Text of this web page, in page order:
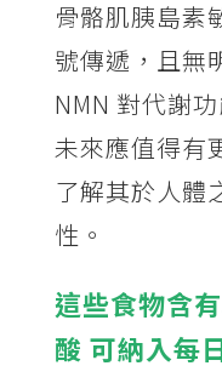
骨骼肌胰島素
號傳遞，且無
NMN 對代謝
未來應值得有
了解其於人體
性。
這些食物含
酸 可納入每